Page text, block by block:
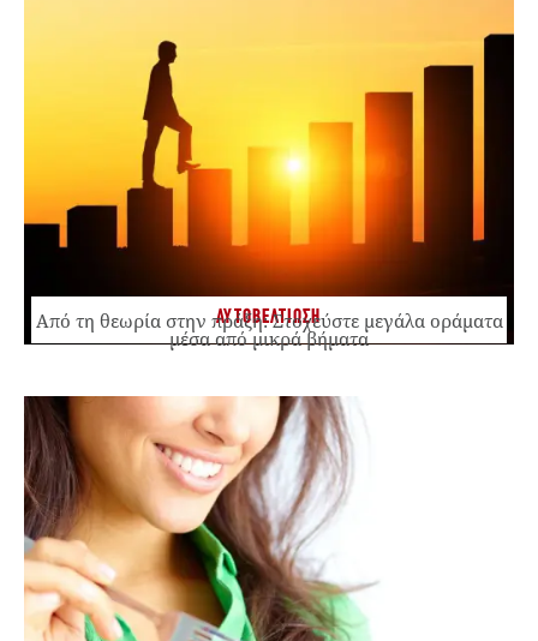
ΑΥΤΟΒΕΛΤΙΩΣΗ
Από τη θεωρία στην πράξη: Στοχεύστε μεγάλα οράματα
μέσα από μικρά βήματα